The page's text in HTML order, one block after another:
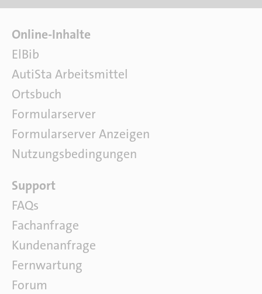
F
a
c
h
l
i
t
e
r
a
u
r
Online-Inhalte
ElBib
AutiSta Arbeitsmittel
Ortsbuch
Formularserver
Formularserver Anzeigen
Nutzungsbedingungen
S
o
f
t
w
a
r
e
Support
FAQs
Fachanfrage
Kundenanfrage
Fernwartung
Forum